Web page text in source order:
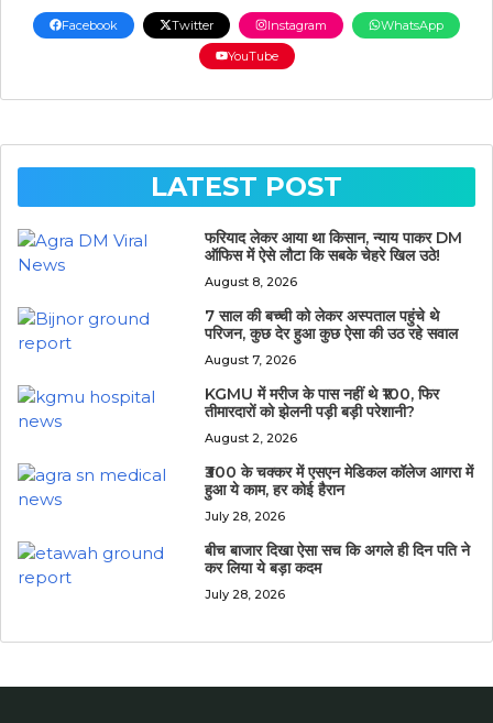
Facebook Twitter Instagram
WhatsApp
YouTube
LATEST POST
फरियाद लेकर आया था किसान, न्याय पाकर DM
ऑफिस में ऐसे लौटा कि सबके चेहरे खिल उठे!
August 8, 2026
7 साल की बच्ची को लेकर अस्पताल पहुंचे थे
परिजन, कुछ देर हुआ कुछ ऐसा की उठ रहे सवाल
August 7, 2026
KGMU में मरीज के पास नहीं थे ₹100, फिर
तीमारदारों को झेलनी पड़ी बड़ी परेशानी?
August 2, 2026
₹300 के चक्कर में एसएन मेडिकल कॉलेज आगरा में
हुआ ये काम, हर कोई हैरान
July 28, 2026
बीच बाजार दिखा ऐसा सच कि अगले ही दिन पति ने
कर लिया ये बड़ा कदम
July 28, 2026